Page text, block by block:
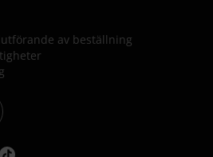
av beställning